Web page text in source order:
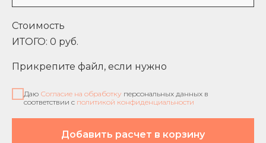
Стоимость
ИТОГО: 0 руб.
Прикрепите файл, если нужно
Даю Согласие на обработку персональных данных в
соответствии с политикой конфиденциальности
Добавить расчет в корзину